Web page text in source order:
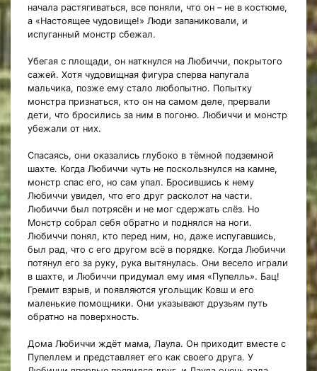
начала растягиваться, все поняли, что он – не в костюме,
а «Настоящее чудовище!» Люди запаниковали, и
испуганный монстр сбежал.
Убегая с площади, он наткнулся на Любиччи, покрытого
сажей. Хотя чудовищная фигура сперва напугала
мальчика, позже ему стало любопытно. Попытку
монстра признаться, кто он на самом деле, прервали
дети, что бросились за ним в погоню. Любиччи и монстр
убежали от них.
Спасаясь, они оказались глубоко в тёмной подземной
шахте. Когда Любиччи чуть не поскользнулся на камне,
монстр спас его, но сам упал. Бросившись к нему
Любиччи увидел, что его друг расколот на части.
Любиччи был потрясён и не мог сдержать слёз. Но
Монстр собрал себя обратно и поднялся на ноги.
Любиччи понял, кто перед ним, но, даже испугавшись,
был рад, что с его другом всё в порядке. Когда Любиччи
потянул его за руку, рука вытянулась. Они весело играли
в шахте, и Любиччи придумал ему имя «Пупелль». Бац!
Гремит взрыв, и появляются угольщик Ковш и его
маленькие помощники. Они указывают друзьям путь
обратно на поверхность.
Дома Любиччи ждёт мама, Лаула. Он приходит вместе с
Пупеллем и представляет его как своего друга. У